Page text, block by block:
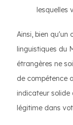
lesquelles
Ainsi, bien qu'un
linguistiques du
étrangères ne
de compétence
indicateur solide
légitime dans